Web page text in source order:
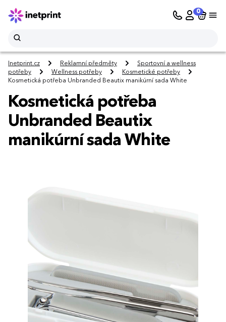
0
Inetprint.cz Reklamní předměty
Sportovní a wellness
potřeby
Wellness potřeby
Kosmetické potřeby
Kosmetická potřeba Unbranded Beautix manikúrní sada White
Kosmetická potřeba
Unbranded Beautix
manikúrní sada White